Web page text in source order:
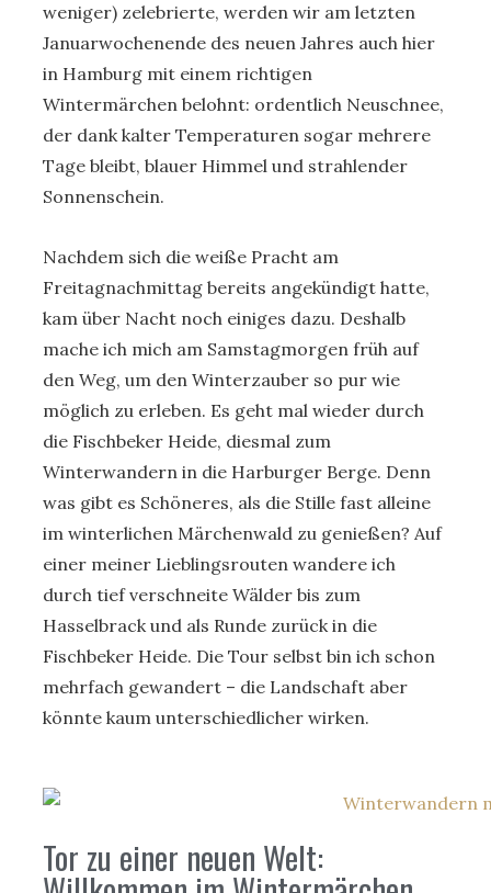
weniger) zelebrierte, werden wir am letzten
Januarwochenende des neuen Jahres auch hier
in Hamburg mit einem richtigen
Wintermärchen belohnt: ordentlich Neuschnee,
der dank kalter Temperaturen sogar mehrere
Tage bleibt, blauer Himmel und strahlender
Sonnenschein.
Nachdem sich die weiße Pracht am
Freitagnachmittag bereits angekündigt hatte,
kam über Nacht noch einiges dazu. Deshalb
mache ich mich am Samstagmorgen früh auf
den Weg, um den Winterzauber so pur wie
möglich zu erleben. Es geht mal wieder durch
die Fischbeker Heide, diesmal zum
Winterwandern in die Harburger Berge. Denn
was gibt es Schöneres, als die Stille fast alleine
im winterlichen Märchenwald zu genießen? Auf
einer meiner Lieblingsrouten wandere ich
durch tief verschneite Wälder bis zum
Hasselbrack und als Runde zurück in die
Fischbeker Heide. Die Tour selbst bin ich schon
mehrfach gewandert – die Landschaft aber
könnte kaum unterschiedlicher wirken.
Tor zu einer neuen Welt: